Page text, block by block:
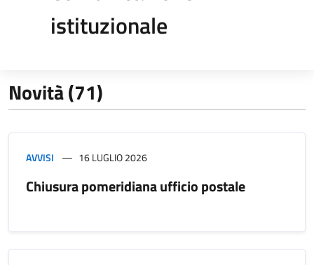
istituzionale
Novità (71)
AVVISI 16 LUGLIO 2026
Chiusura pomeridiana ufficio postale